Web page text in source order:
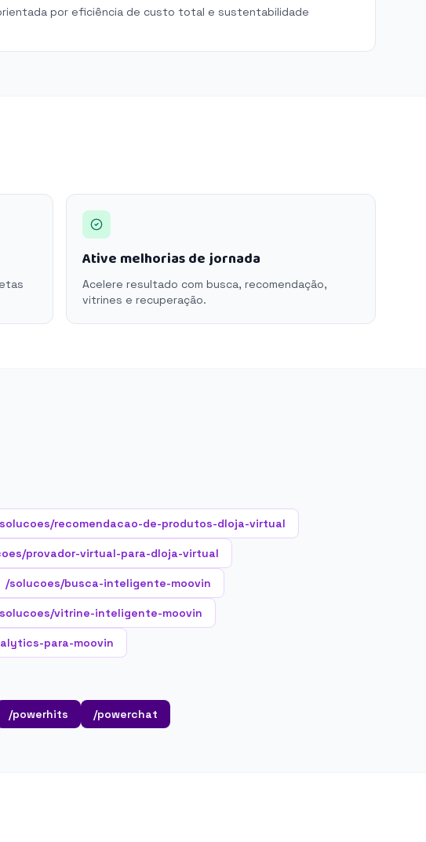
por eficiência de custo total e sustentabilidade
Ative melhorias de jornada
Acelere resultado com busca, recomendação,
vitrines e recuperação.
recomendacao-de-produtos-dloja-virtual
provador-virtual-para-dloja-virtual
/solucoes/busca-inteligente-moovin
vitrine-inteligente-moovin
para-moovin
/powerhits /powerchat